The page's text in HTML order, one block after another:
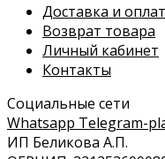
Доставка и
Возврат товара
Личный кабинет
Контакты
Социальные сети
Whatsapp Telegram-
ИП Беликова А.П.